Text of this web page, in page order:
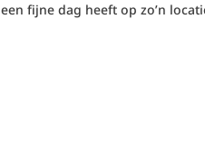
een fijne dag heeft op zo’n